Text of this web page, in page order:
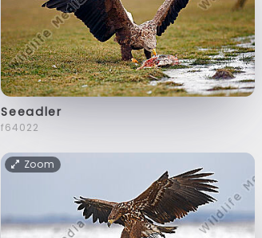
Seeadler
f64022
Zoom